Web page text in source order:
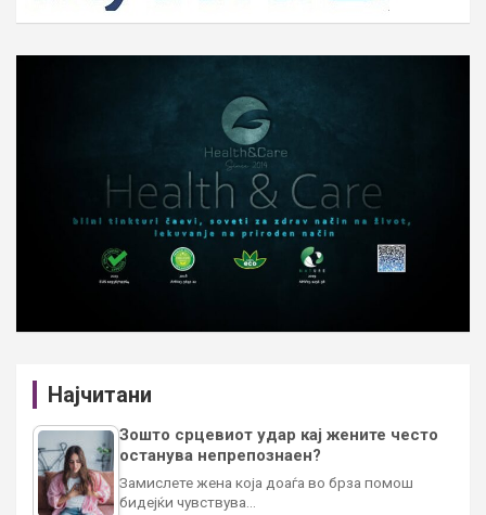
Најчитани
Зошто срцевиот удар кај жените често
останува непрепознаен?
Замислете жена која доаѓа во брза помош
бидејќи чувствува…